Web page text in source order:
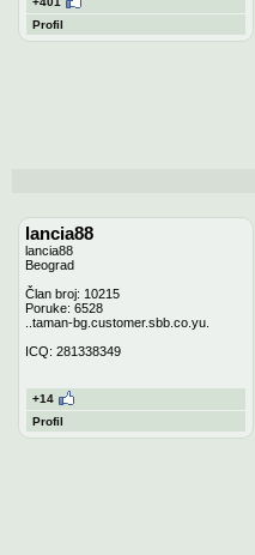
Profil
lancia88
lancia88
Beograd
Član broj: 10215
Poruke: 6528
..taman-bg.customer.sbb.co.yu.
ICQ: 281338349
+14
Profil